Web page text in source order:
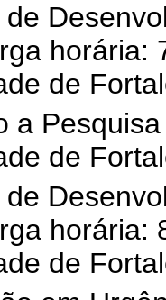
horária:
de
a
de
horária:
de